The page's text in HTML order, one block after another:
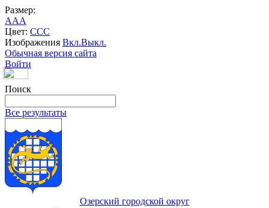
Размер:
AAA
Цвет: CCC
Изображения Вкл.Выкл.
Обычная версия сайта
Войти
Поиск
Все результаты
Озерский городской округ